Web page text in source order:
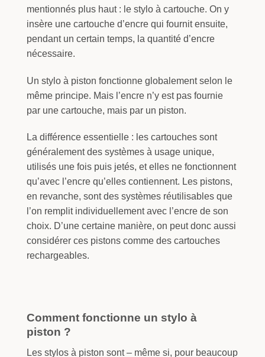
mentionnés plus haut : le stylo à cartouche. On y
insère une cartouche d’encre qui fournit ensuite,
pendant un certain temps, la quantité d’encre
nécessaire.
Un stylo à piston fonctionne globalement selon le
même principe. Mais l’encre n’y est pas fournie
par une cartouche, mais par un piston.
La différence essentielle : les cartouches sont
généralement des systèmes à usage unique,
utilisés une fois puis jetés, et elles ne fonctionnent
qu’avec l’encre qu’elles contiennent. Les pistons,
en revanche, sont des systèmes réutilisables que
l’on remplit individuellement avec l’encre de son
choix. D’une certaine manière, on peut donc aussi
considérer ces pistons comme des cartouches
rechargeables.
Comment fonctionne un stylo à
piston ?
Les stylos à piston sont – même si, pour beaucoup